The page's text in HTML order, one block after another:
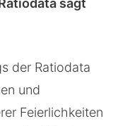
sagt
der Ratiodata
und
Feierlichkeiten